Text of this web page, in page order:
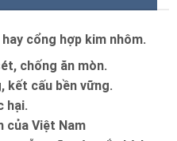
cổng hợp kim nhôm.
chống ăn mòn.
kết cấu bền vững.
hại.
của Việt Nam